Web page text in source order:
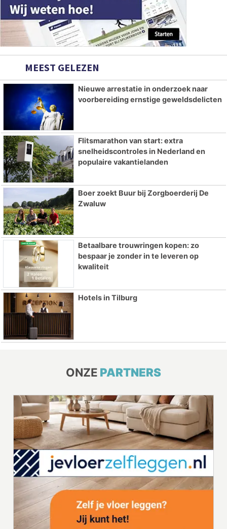
MEEST GELEZEN
Nieuwe arrestatie in onderzoek naar
voorbereiding ernstige geweldsdelicten
Flitsmarathon van start: extra
snelheidscontroles in Nederland en
populaire vakantielanden
Boer zoekt Buur bij Zorgboerderij De
Zwaluw
Betaalbare trouwringen kopen: zo
bespaar je zonder in te leveren op
kwaliteit
Hotels in Tilburg
ONZE PARTNERS